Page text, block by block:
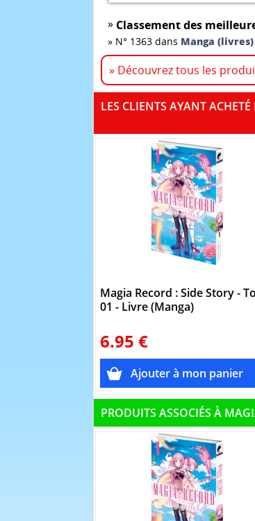
» Classement des
» N° 1363 dans Manga (livres)
» Découvrez tous les
LES CLIENTS AYANT
Magia Record : Side Story -
01 - Livre (Manga)
6.95 €
PRODUITS ASSOCIÉS À